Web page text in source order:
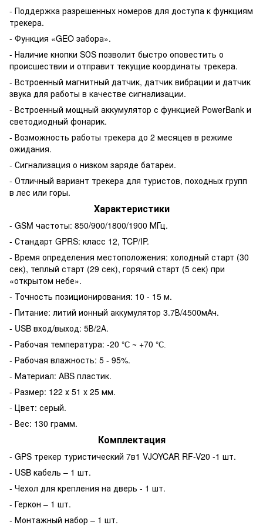
- Поддержка разрешенных номеров для доступа к функциям
трекера.
- Функция «GEO забора».
- Наличие кнопки SОS позволит быстро оповестить о
происшествии и отправит текущие координаты трекера.
- Встроенный магнитный датчик, датчик вибрации и датчик
звука для работы в качестве сигнализации.
- Встроенный мощный аккумулятор с функцией PowerBank и
светодиодный фонарик.
- Возможность работы трекера до 2 месяцев в режиме
ожидания.
- Сигнализация о низком заряде батареи.
- Отличный вариант трекера для туристов, походных групп
в лес или горы.
Характеристики
- GSM частоты: 850/900/1800/1900 МГц.
- Стандарт GPRS: класс 12, TCP/IP.
- Время определения местоположения: холодный старт (30
сек), теплый старт (29 сек), горячий старт (5 сек) при
«открытом небе».
- Точность позиционирования: 10 - 15 м.
- Питание: литий ионный аккумулятор 3.7В/4500мАч.
- USB вход/выход: 5В/2А.
- Рабочая температура: -20 °С ~ +70 °С.
- Рабочая влажность: 5 - 95%.
- Материал: ABS пластик.
- Размер: 122 х 51 х 25 мм.
- Цвет: серый.
- Вес: 130 грамм.
Комплектация
- GPS трекер туристический 7в1 VJOYCAR RF-V20 -1 шт.
- USB кабель – 1 шт.
- Чехол для крепления на дверь - 1 шт.
- Геркон – 1 шт.
- Монтажный набор – 1 шт.